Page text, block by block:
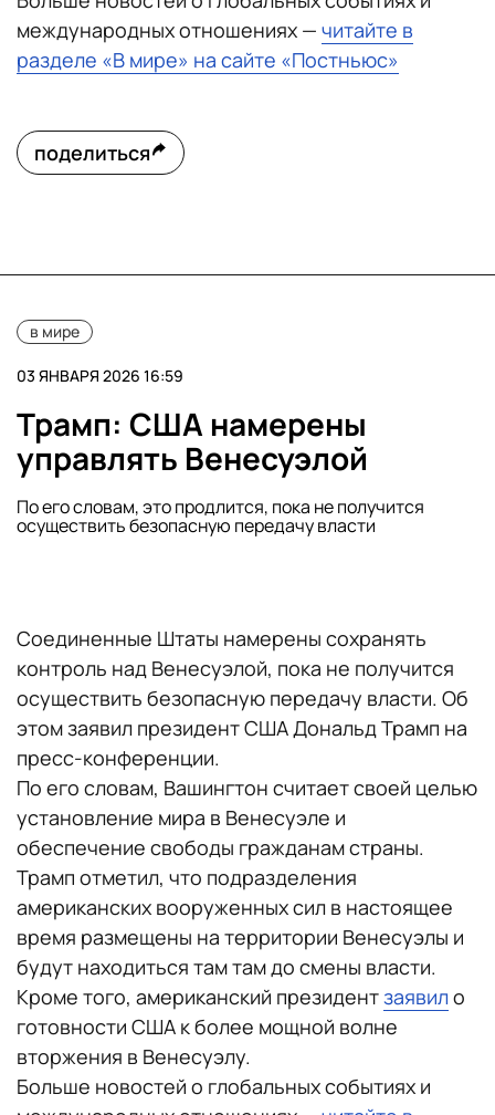
международных отношениях — читайте в
разделе «В мире» на сайте «Постньюс»
поделиться
в мире
03 ЯНВАРЯ 2026 16:59
Трамп: США намерены
управлять Венесуэлой
По его словам, это продлится, пока не получится
осуществить безопасную передачу власти
Соединенные Штаты намерены сохранять
контроль над Венесуэлой, пока не получится
осуществить безопасную передачу власти. Об
этом заявил президент США Дональд Трамп на
пресс-конференции.
По его словам, Вашингтон считает своей целью
установление мира в Венесуэле и
обеспечение свободы гражданам страны.
Трамп отметил, что подразделения
американских вооруженных сил в настоящее
время размещены на территории Венесуэлы и
будут находиться там там до смены власти.
Кроме того, американский президентзаявило
готовности США к более мощной волне
вторжения в Венесуэлу.
Больше новостей о глобальных событиях и